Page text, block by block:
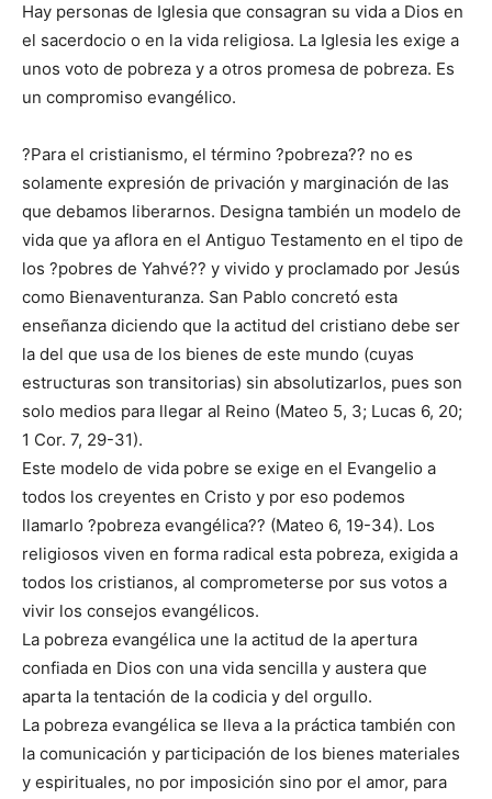
Hay personas de Iglesia que consagran su vida a Dios en
el sacerdocio o en la vida religiosa. La Iglesia les exige a
unos voto de pobreza y a otros promesa de pobreza. Es
un compromiso evangélico.
?Para el cristianismo, el término ?pobreza?? no es
solamente expresión de privación y marginación de las
que debamos liberarnos. Designa también un modelo de
vida que ya aflora en el Antiguo Testamento en el tipo de
los ?pobres de Yahvé?? y vivido y proclamado por Jesús
como Bienaventuranza. San Pablo concretó esta
enseñanza diciendo que la actitud del cristiano debe ser
la del que usa de los bienes de este mundo (cuyas
estructuras son transitorias) sin absolutizarlos, pues son
solo medios para llegar al Reino (Mateo 5, 3; Lucas 6, 20;
1 Cor. 7, 29-31).
Este modelo de vida pobre se exige en el Evangelio a
todos los creyentes en Cristo y por eso podemos
llamarlo ?pobreza evangélica?? (Mateo 6, 19-34). Los
religiosos viven en forma radical esta pobreza, exigida a
todos los cristianos, al comprometerse por sus votos a
vivir los consejos evangélicos.
La pobreza evangélica une la actitud de la apertura
confiada en Dios con una vida sencilla y austera que
aparta la tentación de la codicia y del orgullo.
La pobreza evangélica se lleva a la práctica también con
la comunicación y participación de los bienes materiales
y espirituales, no por imposición sino por el amor, para